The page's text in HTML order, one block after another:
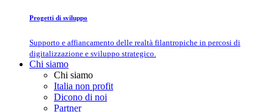
Progetti di sviluppo
Supporto e affiancamento delle realtà filantropiche in percosi di
digitalizzazione e sviluppo strategico.
Chi siamo
Chi siamo
Italia non profit
Dicono di noi
Partner